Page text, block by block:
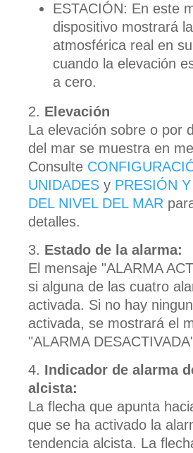
ESTACIÓN: En este
dispositivo mostrará
atmosférica real en
cuando la elevación
a cero.
Elevación
La elevación sobre o por
del mar se muestra en
Consulte
UNIDADES y PRESIÓN
DEL NIVEL DEL MAR
detalles.
Estado de la alarma:
El mensaje "ALARMA
si alguna de las cuatro
activada. Si no hay
activada, se mostrará el
"ALARMA
Indicador de alarma
alcista:
La flecha que apunta
que se ha activado la
tendencia alcista. La